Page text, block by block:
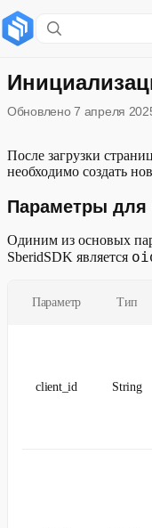
Параметры для
Параметры создания
Пример создания
Обновлено 7 апреля
После загрузки
необходимо создать
Параметры для
Одиним из основых
SberidSDK является
Параметр Тип
client_id String